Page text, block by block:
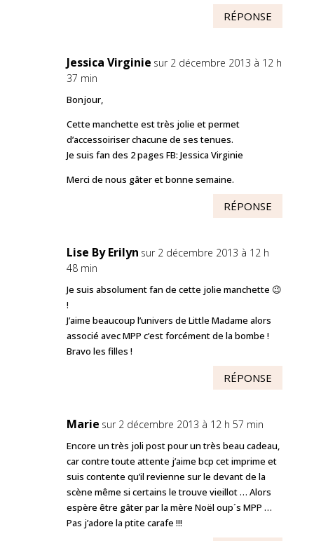
RÉPONSE
Jessica Virginie sur 2 décembre 2013 à 12 h
37 min
Bonjour,
Cette manchette est très jolie et permet
d’accessoiriser chacune de ses tenues.
Je suis fan des 2 pages FB: Jessica Virginie
Merci de nous gâter et bonne semaine.
RÉPONSE
Lise By Erilyn sur 2 décembre 2013 à 12 h
48 min
Je suis absolument fan de cette jolie manchette 😉
!
J’aime beaucoup l’univers de Little Madame alors
associé avec MPP c’est forcément de la bombe !
Bravo les filles !
RÉPONSE
Marie sur 2 décembre 2013 à 12 h 57 min
Encore un très joli post pour un très beau cadeau,
car contre toute attente j’aime bcp cet imprime et
suis contente qu’il revienne sur le devant de la
scène même si certains le trouve vieillot … Alors
espère être gâter par la mère Noël oup´s MPP …
Pas j’adore la ptite carafe !!!